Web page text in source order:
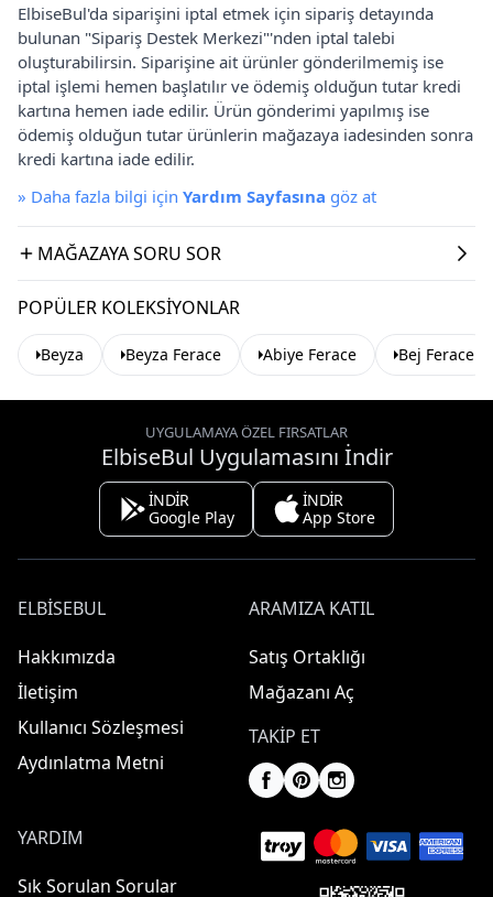
ElbiseBul'da siparişini iptal etmek için sipariş detayında
bulunan "Sipariş Destek Merkezi"'nden iptal talebi
oluşturabilirsin. Siparişine ait ürünler gönderilmemiş ise
iptal işlemi hemen başlatılır ve ödemiş olduğun tutar kredi
kartına hemen iade edilir. Ürün gönderimi yapılmış ise
ödemiş olduğun tutar ürünlerin mağazaya iadesinden sonra
kredi kartına iade edilir.
» Daha fazla bilgi için Yardım Sayfasına göz at
MAĞAZAYA SORU SOR
POPÜLER KOLEKSIYONLAR
Beyza Beyza Ferace Abiye Ferace Bej Ferace
UYGULAMAYA ÖZEL FIRSATLAR
ElbiseBul Uygulamasını İndir
İNDİR
Google Play
İNDİR
App Store
ELBISEBUL
Hakkımızda
İletişim
Kullanıcı Sözleşmesi
Aydınlatma Metni
ARAMIZA KATIL
Satış Ortaklığı
Mağazanı Aç
TAKIP ET
YARDIM
Sık Sorulan Sorular